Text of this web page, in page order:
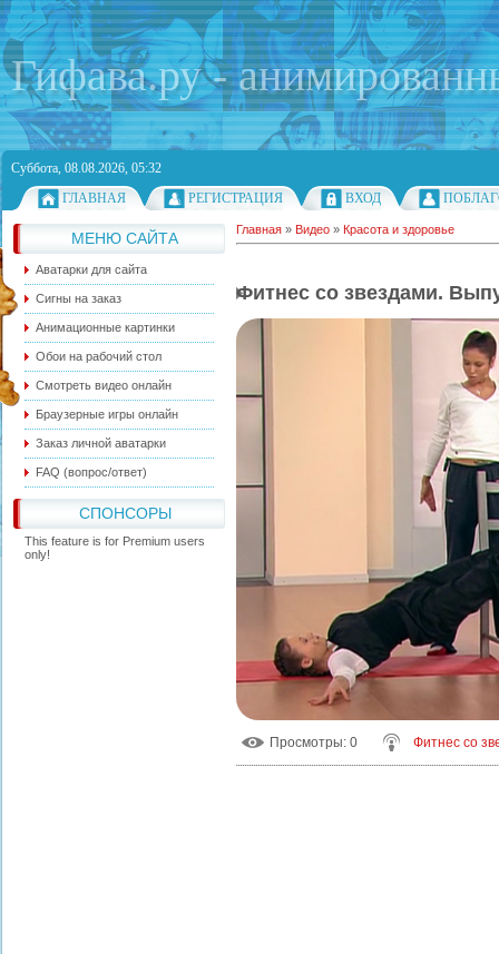
Гифава.ру -
Суббота, 08.08.2026, 05:32
ГЛАВНАЯ
РЕГИСТРАЦИЯ ВХОД
МЕНЮ САЙТА
Аватарки для сайта
Сигны на заказ
Анимационные картинки
Обои на рабочий стол
Смотреть видео онлайн
Браузерные игры онлайн
Заказ личной аватарки
FAQ (вопрос/ответ)
СПОНСОРЫ
This feature is for Premium users
only!
Главная » Видео » Красота и здоровье
Фитнес со звездами.
Просмотры: 0 Фитнес со